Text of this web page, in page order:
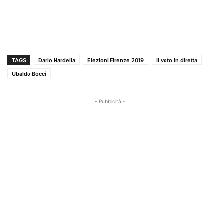
TAGS Dario Nardella Elezioni Firenze 2019
Il voto in diretta
Ubaldo Bocci
- Pubblicità -